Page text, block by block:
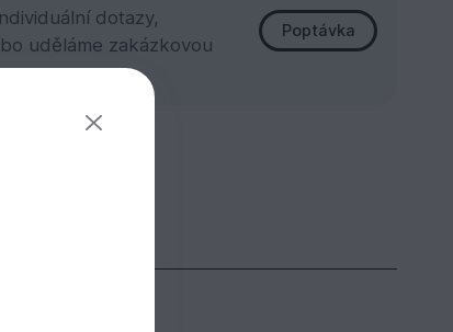
dotazy,
uděláme zakázkovou
Poptávka